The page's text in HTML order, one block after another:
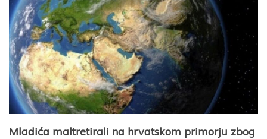
Mladića maltretirali na hrvatskom primorju zbog